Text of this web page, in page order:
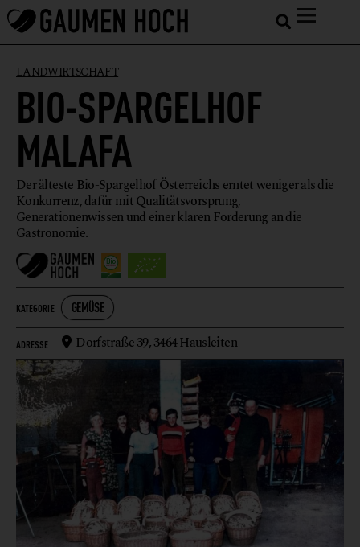
LANDWIRTSCHAFT
BIO-SPARGELHOF
MALAFA
Der älteste Bio-Spargelhof Österreichs erntet weniger als die
Konkurrenz, dafür mit Qualitätsvorsprung,
Generationenwissen und einer klaren Forderung an die
Gastronomie.
KATEGORIE GEMÜSE
ADRESSE Dorfstraße 39,3464 Hausleiten